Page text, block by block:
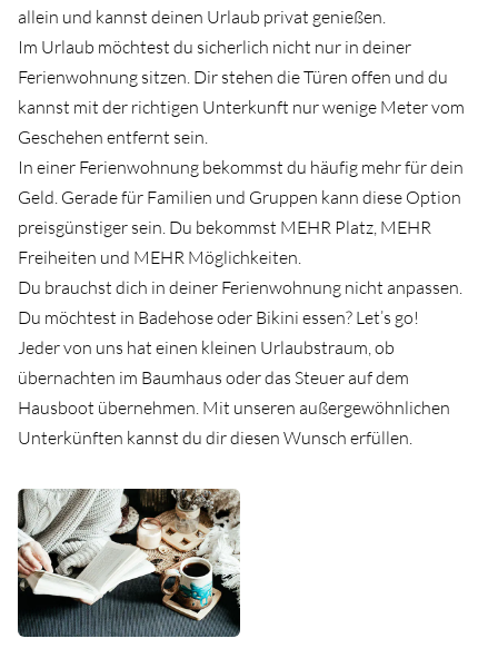
allein und kannst deinen Urlaub privat genießen.⁠ ⁠
Im Urlaub möchtest du sicherlich nicht nur in deiner
Ferienwohnung sitzen. Dir stehen die Türen offen und du
kannst mit der richtigen Unterkunft nur wenige Meter vom
Geschehen entfernt sein. ⁠
In einer Ferienwohnung bekommst du häufig mehr für dein
Geld. Gerade für Familien und Gruppen kann diese Option
preisgünstiger sein. Du bekommst MEHR Platz, MEHR
Freiheiten und MEHR Möglichkeiten. ⁠
Du brauchst dich in deiner Ferienwohnung nicht anpassen.
Du möchtest in Badehose oder Bikini essen? Let’s go!⁠
Jeder von uns hat einen kleinen Urlaubstraum, ob
übernachten im Baumhaus oder das Steuer auf dem
Hausboot übernehmen. Mit unseren außergewöhnlichen
Unterkünften kannst du dir diesen Wunsch erfüllen.⁠